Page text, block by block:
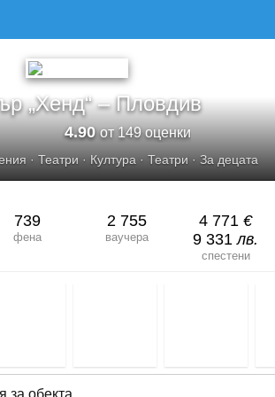
„Хенд“ – Пловдив
4.90от 149 оценки
· Театри · Култура · Театри · За децата
739
фена
2 755
ваучера
4 771 €
9 331лв.
спестени
за обекта